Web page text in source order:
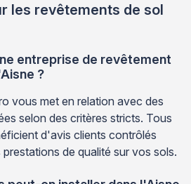
les revêtements de sol
entreprise de revêtement
?
vous met en relation avec des
selon des critères stricts. Tous
d'avis clients contrôlés
de qualité sur vos sols.